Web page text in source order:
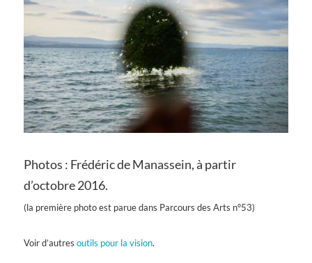
Photos : Frédéric de Manassein, à partir
d’octobre 2016.
(la première photo est parue dans Parcours des Arts n°53)
Voir d’autres outils pour la vision.